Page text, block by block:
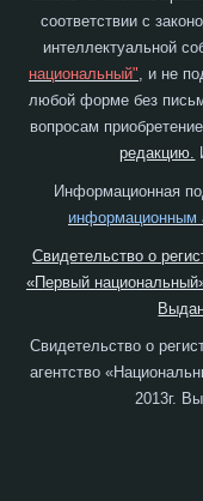
соответствии с
интеллектуальной
национальный", и не
любой форме без
вопросам
редакцию.
Информационная
информационным
Свидетельство о
«Первый
Свидетельство о
агентство
2013г.